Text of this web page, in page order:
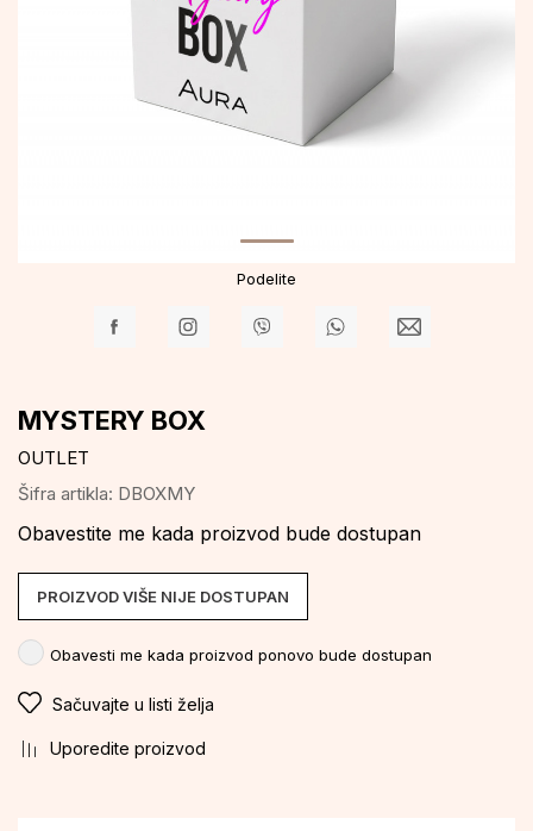
Podelite
MYSTERY BOX
OUTLET
Šifra artikla: DBOXMY
Obavestite me kada proizvod bude dostupan
PROIZVOD VIŠE NIJE DOSTUPAN
Obavesti me kada proizvod ponovo bude dostupan
Sačuvajte u listi želja
Uporedite proizvod